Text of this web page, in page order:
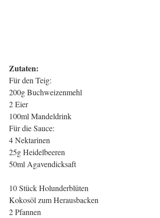
Zutaten:
Für den Teig:
200g Buchweizenmehl
2 Eier
100ml Mandeldrink
Für die Sauce:
4 Nektarinen
25g Heidelbeeren
50ml Agavendicksaft
10 Stück Holunderblüten
Kokosöl zum Herausbacken
2 Pfannen